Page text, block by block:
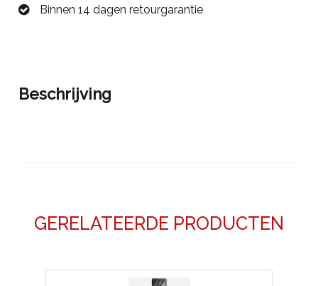
0068080K
Binnen 14 dagen retourgarantie
Beschrijving
GERELATEERDE PRODUCTEN